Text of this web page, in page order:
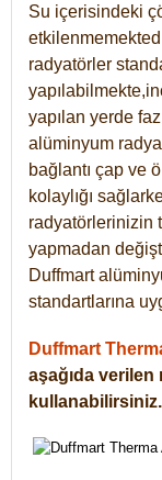
Su içerisindeki
radyatörler
yapılan yerde
alüminyum
bağlantı çap ve
kolaylığı
radyatörlerinizin
yapmadan
Duffmart
standartlarına
Duffmart
aşağıda
kullanabilirsiniz.